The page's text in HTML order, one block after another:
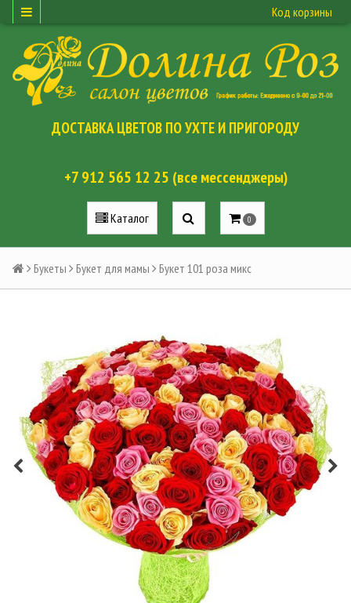
Код корзины
ДОСТАВКА ЦВЕТОВ ПО УХТЕ И ПРИГОРОДУ
+7 912 565 12 25 (все мессенджеры)
Каталог 0
Букеты Букет для мамы Букет 101 роза микс